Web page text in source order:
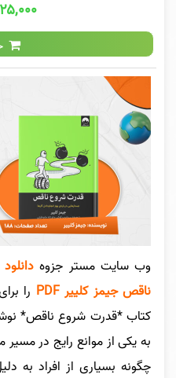
۲۵,۰۰۰ تومان
وب سایت مستر جزوه
ناقص جیمز کلییر PDF
را
کتاب *قدرت شروع ناقص*
به یکی از موانع رایج در
چگونه بسیاری از افراد به